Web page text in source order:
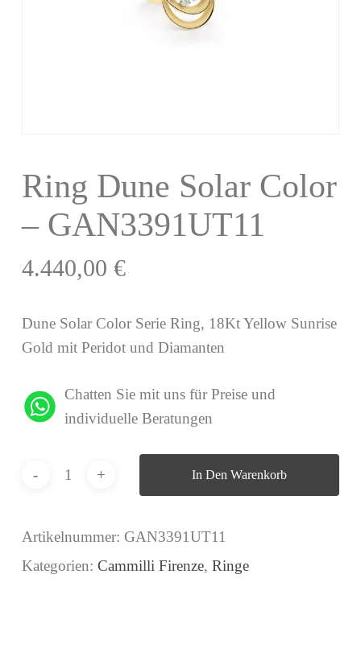
Ring Dune Solar Color
– GAN3391UT11
4.440,00 €
Dune Solar Color Serie Ring, 18Kt Yellow Sunrise
Gold mit Peridot und Diamanten
Chatten Sie mit uns für Preise und
individuelle Beratungen
In Den Warenkorb
Artikelnummer: GAN3391UT11
Kategorien: Cammilli Firenze, Ringe